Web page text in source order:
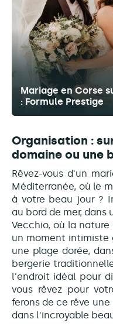
Mariage en Corse
: Formule Prestige
Organisation :
domaine ou une
Rêvez-vous d'un
Méditerranée, où le
à votre beau jour ?
au bord de mer, dans
Vecchio, où la
un moment intimiste
une plage dorée,
bergerie
l'endroit idéal pour
vous rêvez pour
ferons de ce rêve
dans l'incroyable